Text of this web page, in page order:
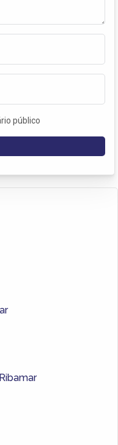
público